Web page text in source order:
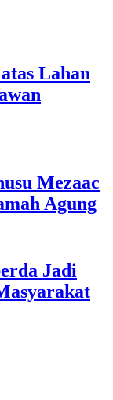
Lahan
Mezaac
Agung
Jadi